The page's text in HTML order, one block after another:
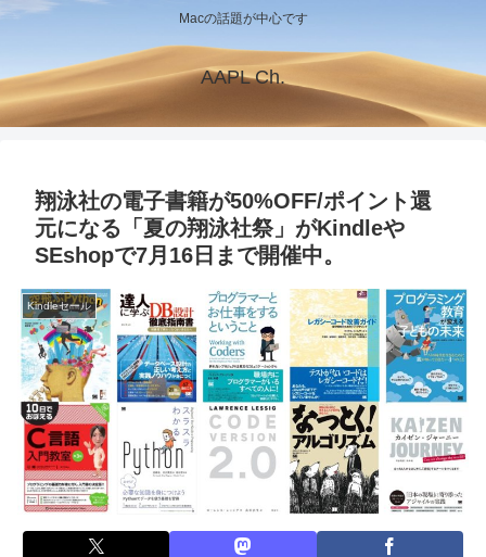
Macの話題が中心です
AAPL Ch.
翔泳社の電子書籍が50%OFF/ポイント還
元になる「夏の翔泳社祭」がKindleや
SEshopで7月16日まで開催中。
Kindleセール